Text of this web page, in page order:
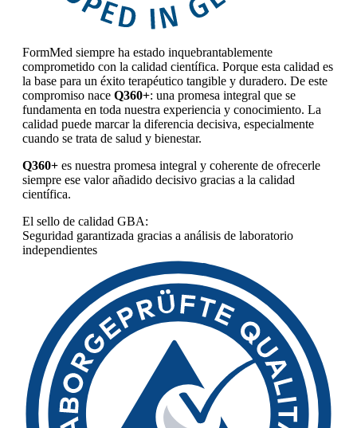
FormMed siempre ha estado inquebrantablemente
comprometido con la calidad científica. Porque esta calidad es
la base para un éxito terapéutico tangible y duradero. De este
compromiso nace Q360+: una promesa integral que se
fundamenta en toda nuestra experiencia y conocimiento. La
calidad puede marcar la diferencia decisiva, especialmente
cuando se trata de salud y bienestar.
Q360+ es nuestra promesa integral y coherente de ofrecerle
siempre ese valor añadido decisivo gracias a la calidad
científica.
El sello de calidad GBA:
Seguridad garantizada gracias a análisis de laboratorio
independientes